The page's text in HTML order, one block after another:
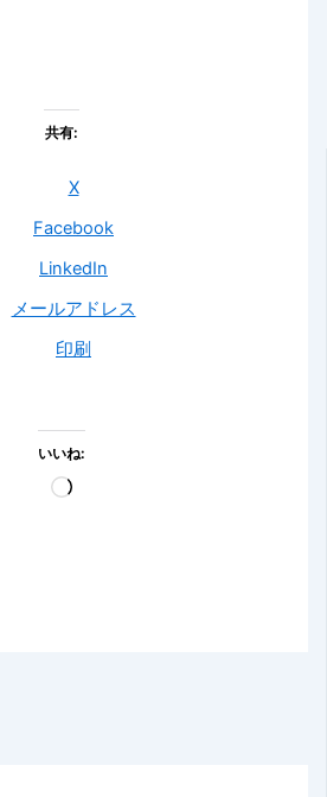
共有:
X
Facebook
LinkedIn
メールアドレス
印刷
いいね:
読